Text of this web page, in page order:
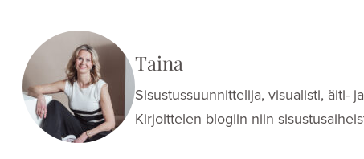
Taina
Sisustussuunnittelija, visualisti, äiti-
Kirjoittelen blogiin niin